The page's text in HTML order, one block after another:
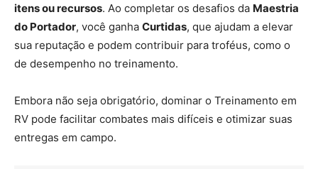
itens ou recursos. Ao completar os desafios da Maestria
do Portador, você ganha Curtidas, que ajudam a elevar
sua reputação e podem contribuir para troféus, como o
de desempenho no treinamento.
Embora não seja obrigatório, dominar o Treinamento em
RV pode facilitar combates mais difíceis e otimizar suas
entregas em campo.